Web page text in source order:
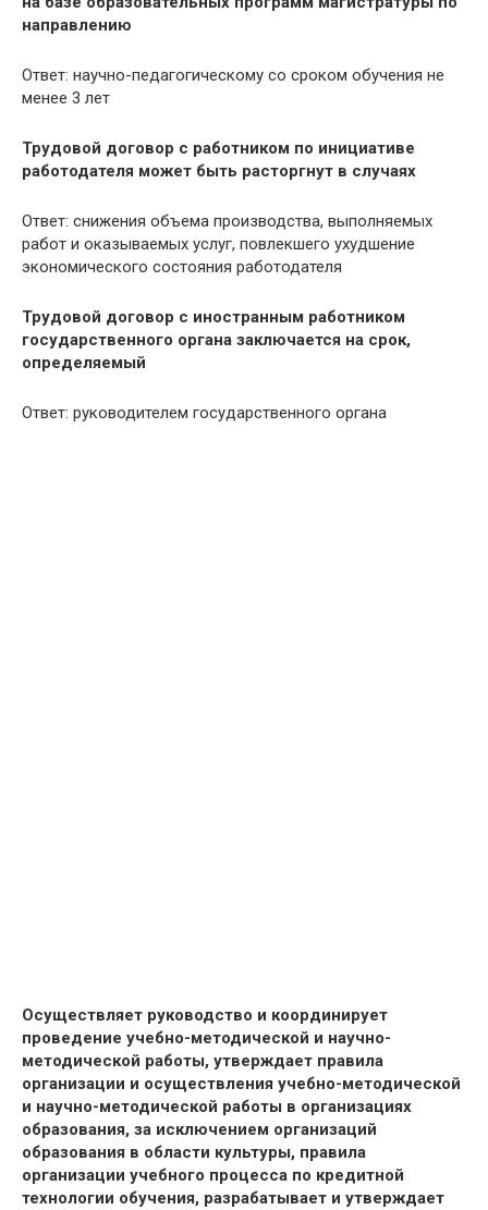
направлению
Ответ: научно-педагогическому со сроком обучения не
менее 3 лет
Трудовой договор с работником по инициативе
работодателя может быть расторгнут в случаях
Ответ: снижения объема производства, выполняемых
работ и оказываемых услуг, повлекшего ухудшение
экономического состояния работодателя
Трудовой договор с иностранным работником
государственного органа заключается на срок,
определяемый
Ответ: руководителем государственного органа
Осуществляет руководство и координирует
проведение учебно-методической и научно-
методической работы, утверждает правила
организации и осуществления учебно-методической
и научно-методической работы в организациях
образования, за исключением организаций
образования в области культуры, правила
организации учебного процесса по кредитной
технологии обучения, разрабатывает и утверждает